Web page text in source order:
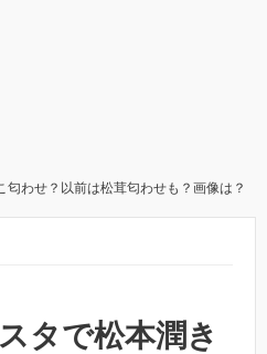
わせ？以前は松茸匂わせも？画像は？
タで松本潤き